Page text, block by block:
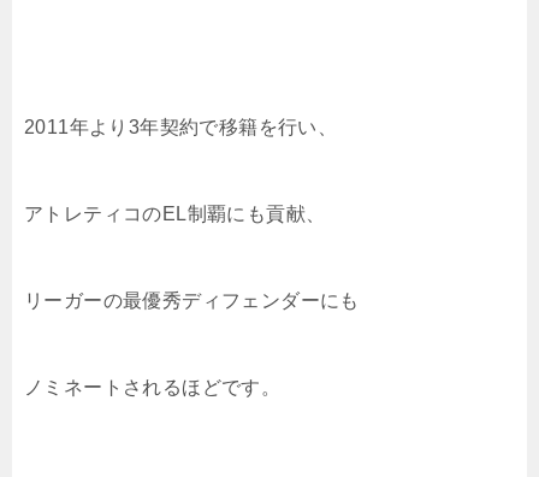
2011年より3年契約で移籍を行い、
アトレティコのEL制覇にも貢献、
リーガーの最優秀ディフェンダーにも
ノミネートされるほどです。